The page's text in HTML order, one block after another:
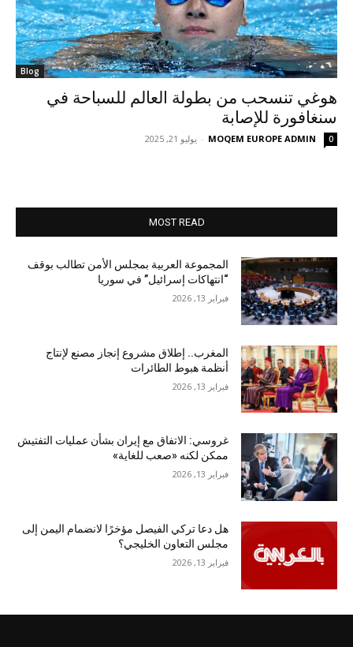
Blog
هوغي تنسحب من بطولة العالم للسباحة في
سنغافورة للإصابة
MOQEM EUROPE ADMIN
- يوليو 21, 2025 0
MOST READ
المجموعة العربية بمجلس الأمن تطالب بوقف
“انتهاكات إسرائيل” في سوريا
فبراير 13, 2026
المغرب.. إطلاق مشروع إنجاز مصنع لإنتاج
أنظمة هبوط الطائرات
فبراير 13, 2026
غروسي: الاتفاق مع إيران بشأن عمليات التفتيش
ممكن لكنه «صعب للغاية»
فبراير 13, 2026
هل دعا تركي الفيصل مؤخرًا لانضمام اليمن إلى
مجلس التعاون الخليجي؟
فبراير 13, 2026